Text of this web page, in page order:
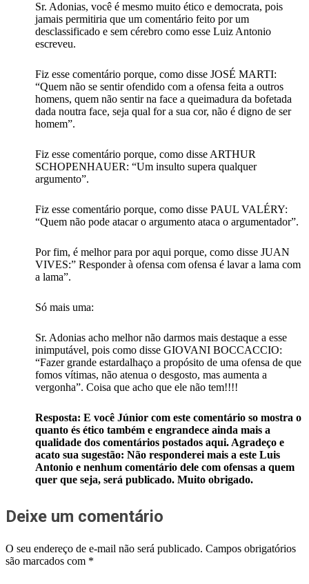
Sr. Adonias, você é mesmo muito ético e democrata, pois
jamais permitiria que um comentário feito por um
desclassificado e sem cérebro como esse Luiz Antonio
escreveu.
Fiz esse comentário porque, como disse JOSÉ MARTI:
“Quem não se sentir ofendido com a ofensa feita a outros
homens, quem não sentir na face a queimadura da bofetada
dada noutra face, seja qual for a sua cor, não é digno de ser
homem”.
Fiz esse comentário porque, como disse ARTHUR
SCHOPENHAUER: “Um insulto supera qualquer
argumento”.
Fiz esse comentário porque, como disse PAUL VALÉRY:
“Quem não pode atacar o argumento ataca o argumentador”.
Por fim, é melhor para por aqui porque, como disse JUAN
VIVES:” Responder à ofensa com ofensa é lavar a lama com
a lama”.
Só mais uma:
Sr. Adonias acho melhor não darmos mais destaque a esse
inimputável, pois como disse GIOVANI BOCCACCIO:
“Fazer grande estardalhaço a propósito de uma ofensa de que
fomos vítimas, não atenua o desgosto, mas aumenta a
vergonha”. Coisa que acho que ele não tem!!!!
Resposta: E você Júnior com este comentário so mostra o
quanto és ético também e engrandece ainda mais a
qualidade dos comentários postados aqui. Agradeço e
acato sua sugestão: Não responderei mais a este Luis
Antonio e nenhum comentário dele com ofensas a quem
quer que seja, será publicado. Muito obrigado.
Deixe um comentário
O seu endereço de e-mail não será publicado. Campos obrigatórios
são marcados com *